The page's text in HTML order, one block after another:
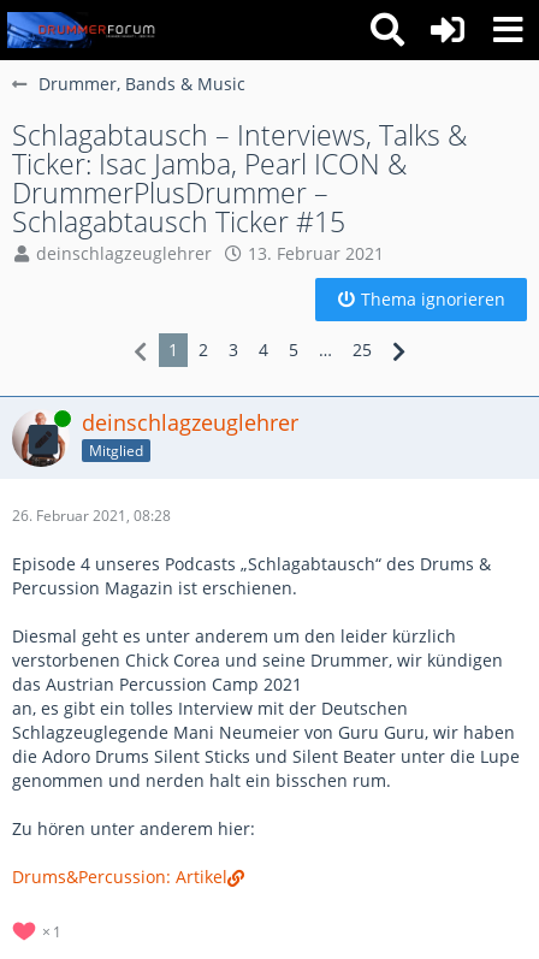
Drummer, Bands & Music
Schlagabtausch – Interviews, Talks &
Ticker: Isac Jamba, Pearl ICON &
DrummerPlusDrummer –
Schlagabtausch Ticker #15
deinschlagzeuglehrer
13. Februar 2021
Thema ignorieren
1 2 3 4 5 … 25
Online deinschlagzeuglehrer
Mitglied
26. Februar 2021, 08:28
Episode 4 unseres Podcasts „Schlagabtausch“ des Drums &
Percussion Magazin ist erschienen.
Diesmal geht es unter anderem um den leider kürzlich
verstorbenen Chick Corea und seine Drummer, wir kündigen
das Austrian Percussion Camp 2021
an, es gibt ein tolles Interview mit der Deutschen
Schlagzeuglegende Mani Neumeier von Guru Guru, wir haben
die Adoro Drums Silent Sticks und Silent Beater unter die Lupe
genommen und nerden halt ein bisschen rum.
Zu hören unter anderem hier:
Drums&Percussion: Artikel
1